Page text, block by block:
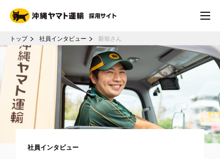
トップ 社員インタビュー 新垣さん
社員インタビュー